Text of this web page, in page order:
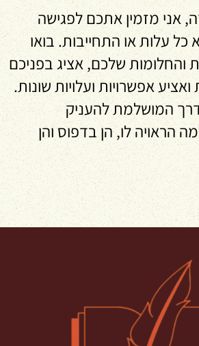
אני מזמין אתכם לפגישה
עלות או התחייבות. בואו
והחלומות שלכם, אציג בפניכם
אפשרויות ועלויות שונות.
המושלמת להעניק
הראויה לו, הן בדפוס והן